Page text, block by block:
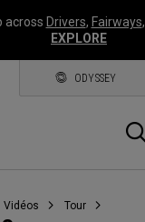
across Drivers, Fairways,
EXPLORE
ODYSSEY
Vidéos Tour